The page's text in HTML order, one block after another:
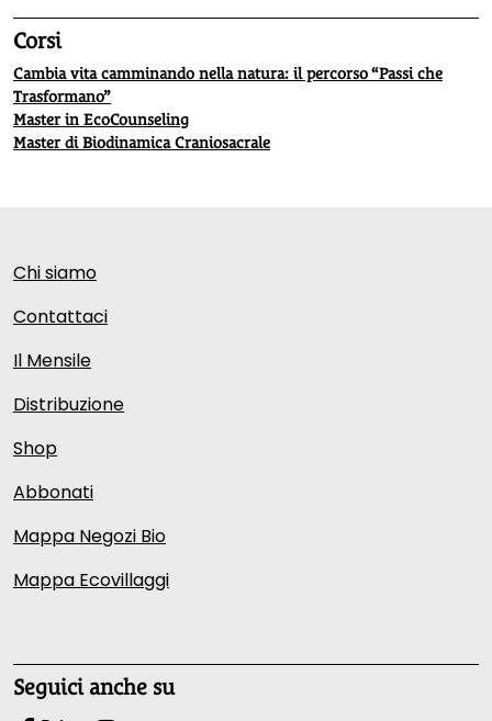
Corsi
Cambia vita camminando nella natura: il percorso “Passi che
Trasformano”
Master in EcoCounseling
Master di Biodinamica Craniosacrale
Chi siamo
Contattaci
Il Mensile
Distribuzione
Shop
Abbonati
Mappa Negozi Bio
Mappa Ecovillaggi
Seguici anche su